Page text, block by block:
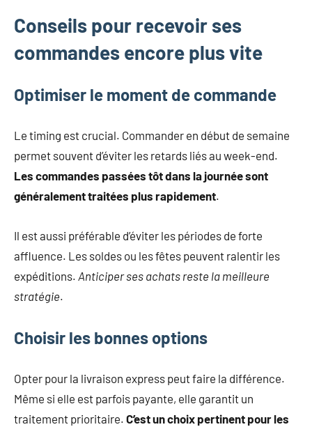
Conseils pour recevoir ses
commandes encore plus vite
Optimiser le moment de commande
Le timing est crucial. Commander en début de semaine
permet souvent d’éviter les retards liés au week-end.
Les commandes passées tôt dans la journée sont
généralement traitées plus rapidement.
Il est aussi préférable d’éviter les périodes de forte
affluence. Les soldes ou les fêtes peuvent ralentir les
expéditions. Anticiper ses achats reste la meilleure
stratégie.
Choisir les bonnes options
Opter pour la livraison express peut faire la différence.
Même si elle est parfois payante, elle garantit un
traitement prioritaire. C’est un choix pertinent pour les